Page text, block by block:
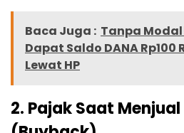
Baca Juga : Tanpa
Dapat Saldo DANA Rp100
Lewat HP
2. Pajak Saat